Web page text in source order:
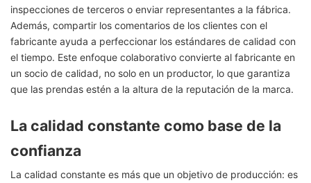
inspecciones de terceros o enviar representantes a la fábrica.
Además, compartir los comentarios de los clientes con el
fabricante ayuda a perfeccionar los estándares de calidad con
el tiempo. Este enfoque colaborativo convierte al fabricante en
un socio de calidad, no solo en un productor, lo que garantiza
que las prendas estén a la altura de la reputación de la marca.
La calidad constante como base de la
confianza
La calidad constante es más que un objetivo de producción: es